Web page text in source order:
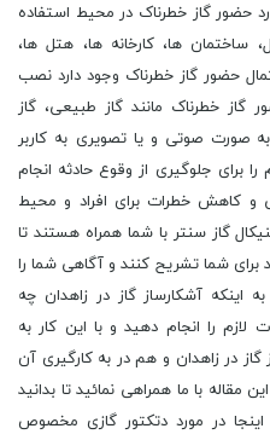
حضور گاز خطرناک در محیط استفاده
ساختمان ها، کارخانه ها، هتل ها،
حضور گاز خطرناک وجود دارد نصب
خطرناک مانند گاز طبیعی، گاز
به صورت صوتی و یا تصویری به کاربر
را برای جلوگیری از وقوع حادثه انجام
و کاهش خطرات برای افراد و محیط
گاز سنتر با شما همراه هستند تا
برای شما تشریح کنند و آگاهی شما را
اینکه آشکارساز گاز در زاهدان چه
لازم را انجام دهید و با این کار به
در زاهدان و هم در به کارگیری آن
مقاله با ما همراهی نمائید تا بدانید
در مورد دتکتور گازی مخصوص